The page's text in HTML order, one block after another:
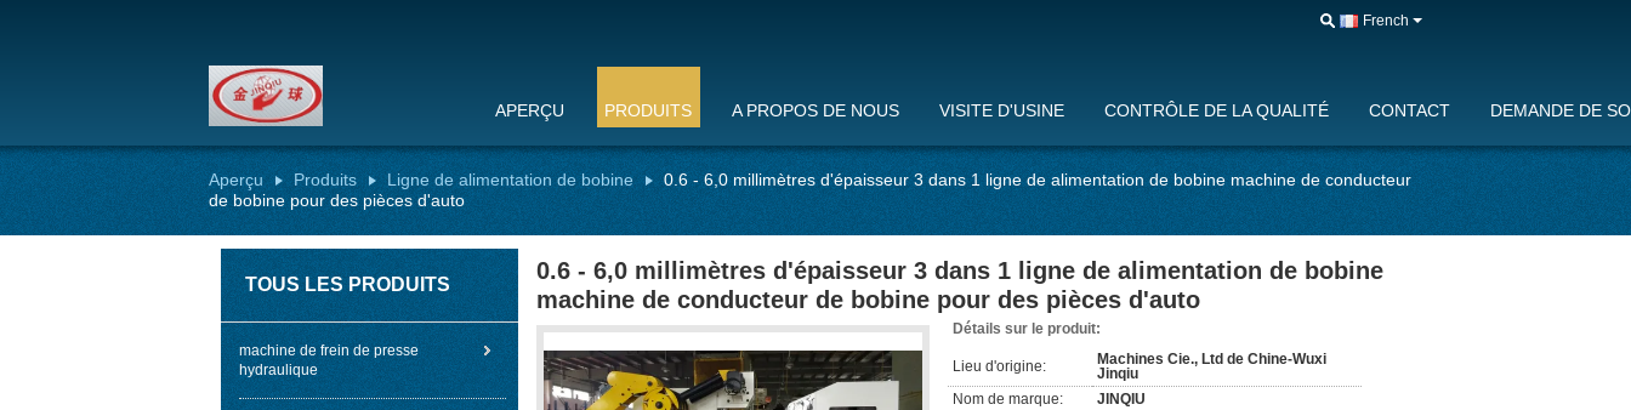
French
APERÇU PRODUITS A PROPOS DE NOUS VISITE D'USINE CONTRÔLE DE LA QUALITÉ CONTACT DEMANDE DE
Aperçu Produits Ligne de alimentation de bobine
0.6 - 6,0 millimètres d'épaisseur 3 dans 1 ligne de alimentation de bobine machine de conducteur
de bobine pour des pièces d'auto
TOUS LES PRODUITS
machine de frein de presse
hydraulique
0.6 - 6,0 millimètres d'épaisseur 3 dans 1 ligne de alimentation de bobine
machine de conducteur de bobine pour des pièces d'auto
Détails sur le produit:
Lieu d'origine:
Machines Cie., Ltd de Chine-Wuxi
Jinqiu
Nom de marque:
JINQIU